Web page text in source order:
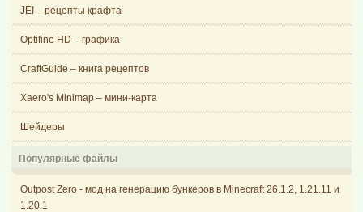
JEI – рецепты крафта
Optifine HD – графика
CraftGuide – книга рецептов
Xaero's Minimap – мини-карта
Шейдеры
Популярные файлы
Outpost Zero - мод на генерацию бункеров в Minecraft 26.1.2, 1.21.11 и
1.20.1